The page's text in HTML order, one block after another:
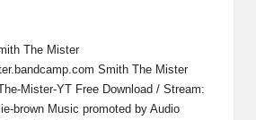
The Mister
Smith The Mister
Mister-YT Free Download / Stream:
brown Music promoted by Audio